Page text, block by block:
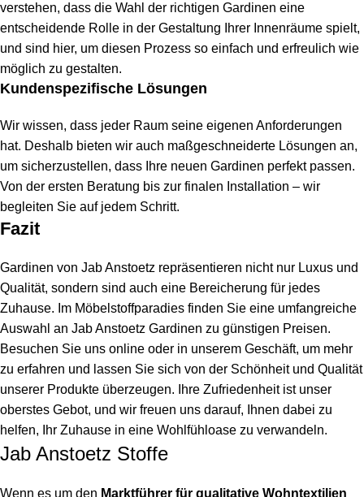
verstehen, dass die Wahl der richtigen Gardinen eine
entscheidende Rolle in der Gestaltung Ihrer Innenräume spielt,
und sind hier, um diesen Prozess so einfach und erfreulich wie
möglich zu gestalten.
Kundenspezifische Lösungen
Wir wissen, dass jeder Raum seine eigenen Anforderungen
hat. Deshalb bieten wir auch maßgeschneiderte Lösungen an,
um sicherzustellen, dass Ihre neuen Gardinen perfekt passen.
Von der ersten Beratung bis zur finalen Installation – wir
begleiten Sie auf jedem Schritt.
Fazit
Gardinen von Jab Anstoetz repräsentieren nicht nur Luxus und
Qualität, sondern sind auch eine Bereicherung für jedes
Zuhause. Im Möbelstoffparadies finden Sie eine umfangreiche
Auswahl an Jab Anstoetz Gardinen zu günstigen Preisen.
Besuchen Sie uns online oder in unserem Geschäft, um mehr
zu erfahren und lassen Sie sich von der Schönheit und Qualität
unserer Produkte überzeugen. Ihre Zufriedenheit ist unser
oberstes Gebot, und wir freuen uns darauf, Ihnen dabei zu
helfen, Ihr Zuhause in eine Wohlfühloase zu verwandeln.
Jab Anstoetz Stoffe
Wenn es um den Marktführer für qualitative Wohntextilien